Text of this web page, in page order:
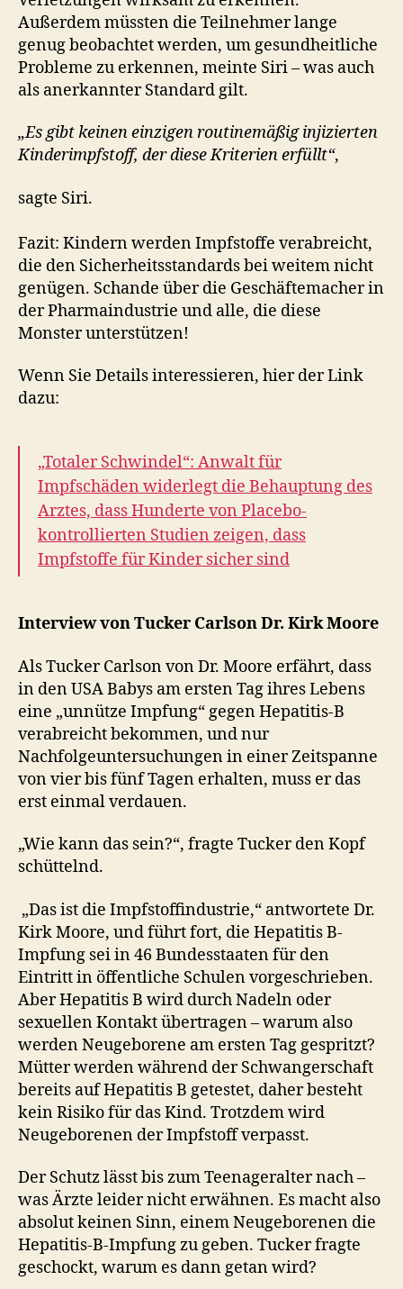
Außerdem müssten die Teilnehmer lange
genug beobachtet werden, um gesundheitliche
Probleme zu erkennen, meinte Siri – was auch
als anerkannter Standard gilt.
„Es gibt keinen einzigen routinemäßig injizierten
Kinderimpfstoff, der diese Kriterien erfüllt“,
sagte Siri.
Fazit: Kindern werden Impfstoffe verabreicht,
die den Sicherheitsstandards bei weitem nicht
genügen. Schande über die Geschäftemacher in
der Pharmaindustrie und alle, die diese
Monster unterstützen!
Wenn Sie Details interessieren, hier der Link
dazu:
„Totaler Schwindel“: Anwalt für
Impfschäden widerlegt die Behauptung des
Arztes, dass Hunderte von Placebo-
kontrollierten Studien zeigen, dass
Impfstoffe für Kinder sicher sind
Interview von Tucker Carlson Dr. Kirk Moore
Als Tucker Carlson von Dr. Moore erfährt, dass
in den USA Babys am ersten Tag ihres Lebens
eine „unnütze Impfung“ gegen Hepatitis-B
verabreicht bekommen, und nur
Nachfolgeuntersuchungen in einer Zeitspanne
von vier bis fünf Tagen erhalten, muss er das
erst einmal verdauen.
„Wie kann das sein?“, fragte Tucker den Kopf
schüttelnd.
„Das ist die Impfstoffindustrie,“ antwortete Dr.
Kirk Moore, und führt fort, die Hepatitis B-
Impfung sei in 46 Bundesstaaten für den
Eintritt in öffentliche Schulen vorgeschrieben.
Aber Hepatitis B wird durch Nadeln oder
sexuellen Kontakt übertragen – warum also
werden Neugeborene am ersten Tag gespritzt?
Mütter werden während der Schwangerschaft
bereits auf Hepatitis B getestet, daher besteht
kein Risiko für das Kind. Trotzdem wird
Neugeborenen der Impfstoff verpasst.
Der Schutz lässt bis zum Teenageralter nach –
was Ärzte leider nicht erwähnen. Es macht also
absolut keinen Sinn, einem Neugeborenen die
Hepatitis-B-Impfung zu geben. Tucker fragte
geschockt, warum es dann getan wird?